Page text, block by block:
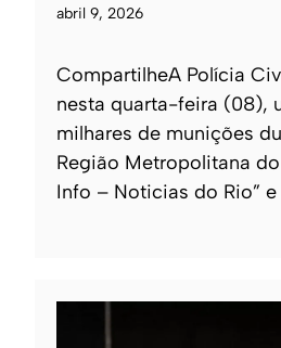
abril 9, 2026
CompartilheA Polícia
nesta quarta-feira (08),
milhares de munições
Região Metropolitana
Info – Noticias do Rio”